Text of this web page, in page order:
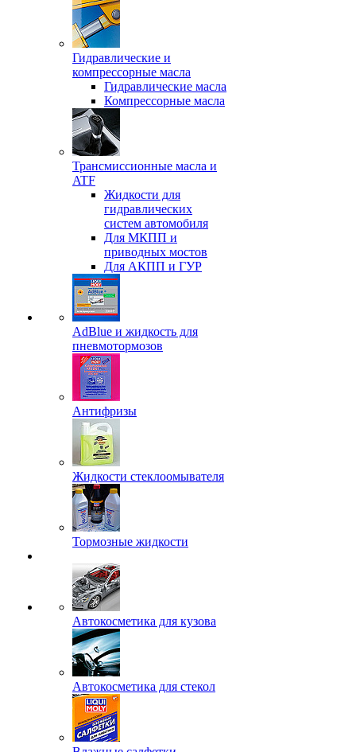
Гидравлические и
компрессорные масла
Гидравлические масла
Компрессорные масла
Трансмиссионные масла и
ATF
Жидкости для
гидравлических
систем автомобиля
Для МКПП и
приводных мостов
Для АКПП и ГУР
AdBlue и жидкость для
пневмотормозов
Антифризы
Жидкости стеклоомывателя
Тормозные жидкости
Автокосметика для кузова
Автокосметика для стекол